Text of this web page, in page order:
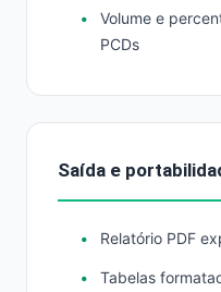
Volume e
PCDs
Saída e
Relatório PDF
Tabelas